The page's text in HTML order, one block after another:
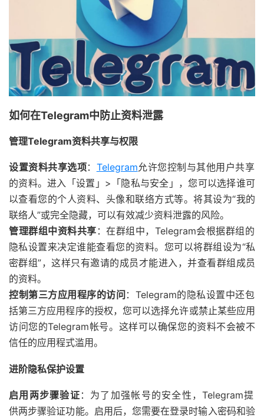
如何在Telegram中防止资料泄露
管理Telegram资料共享与权限
设置资料共享选项： Telegram允许您控制与其他用户共享
的资料。进入「设置」>「隐私与安全」，您可以选择谁可
以查看您的个人资料、头像和联络方式等。将其设为“我的
联络人”或完全隐藏，可以有效减少资料泄露的风险。
管理群组中资料共享 ：在群组中，Telegram会根据群组的
隐私设置来决定谁能查看您的资料。您可以将群组设为“私
密群组”，这样只有邀请的成员才能进入，并查看群组成员
的资料。
控制第三方应用程序的访问 ：Telegram的隐私设置中还包
括第三方应用程序的授权，您可以选择允许或禁止某些应用
访问您的Telegram帐号。这样可以确保您的资料不会被不
信任的应用程式滥用。
进阶隐私保护设置
启用两步骤验证 ：为了加强帐号的安全性，Telegram提
供两步骤验证功能。启用后，您需要在登录时输入密码和验